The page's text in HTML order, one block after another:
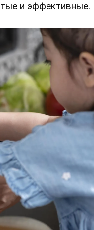
и эффективные.